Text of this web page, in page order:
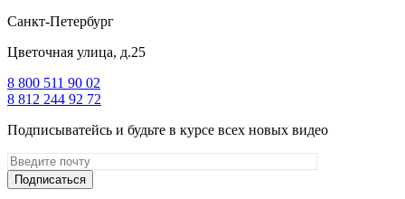
Санкт-Петербург
Цветочная улица, д.25
8 800 511 90 02
8 812 244 92 72
Подписыватейсь и будьте в курсе всех новых видео